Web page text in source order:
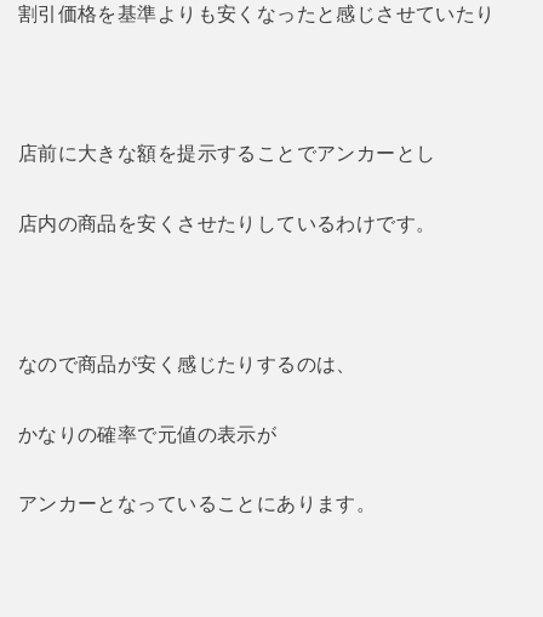
割引価格を基準よりも安くなったと感じさせていたり
店前に大きな額を提示することでアンカーとし
店内の商品を安くさせたりしているわけです。
なので商品が安く感じたりするのは、
かなりの確率で元値の表示が
アンカーとなっていることにあります。